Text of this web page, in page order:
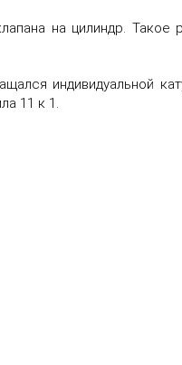
на цилиндр.
индивидуальной
11 к 1.